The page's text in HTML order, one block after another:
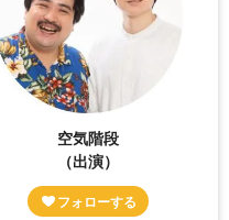
空気階段
（出演）